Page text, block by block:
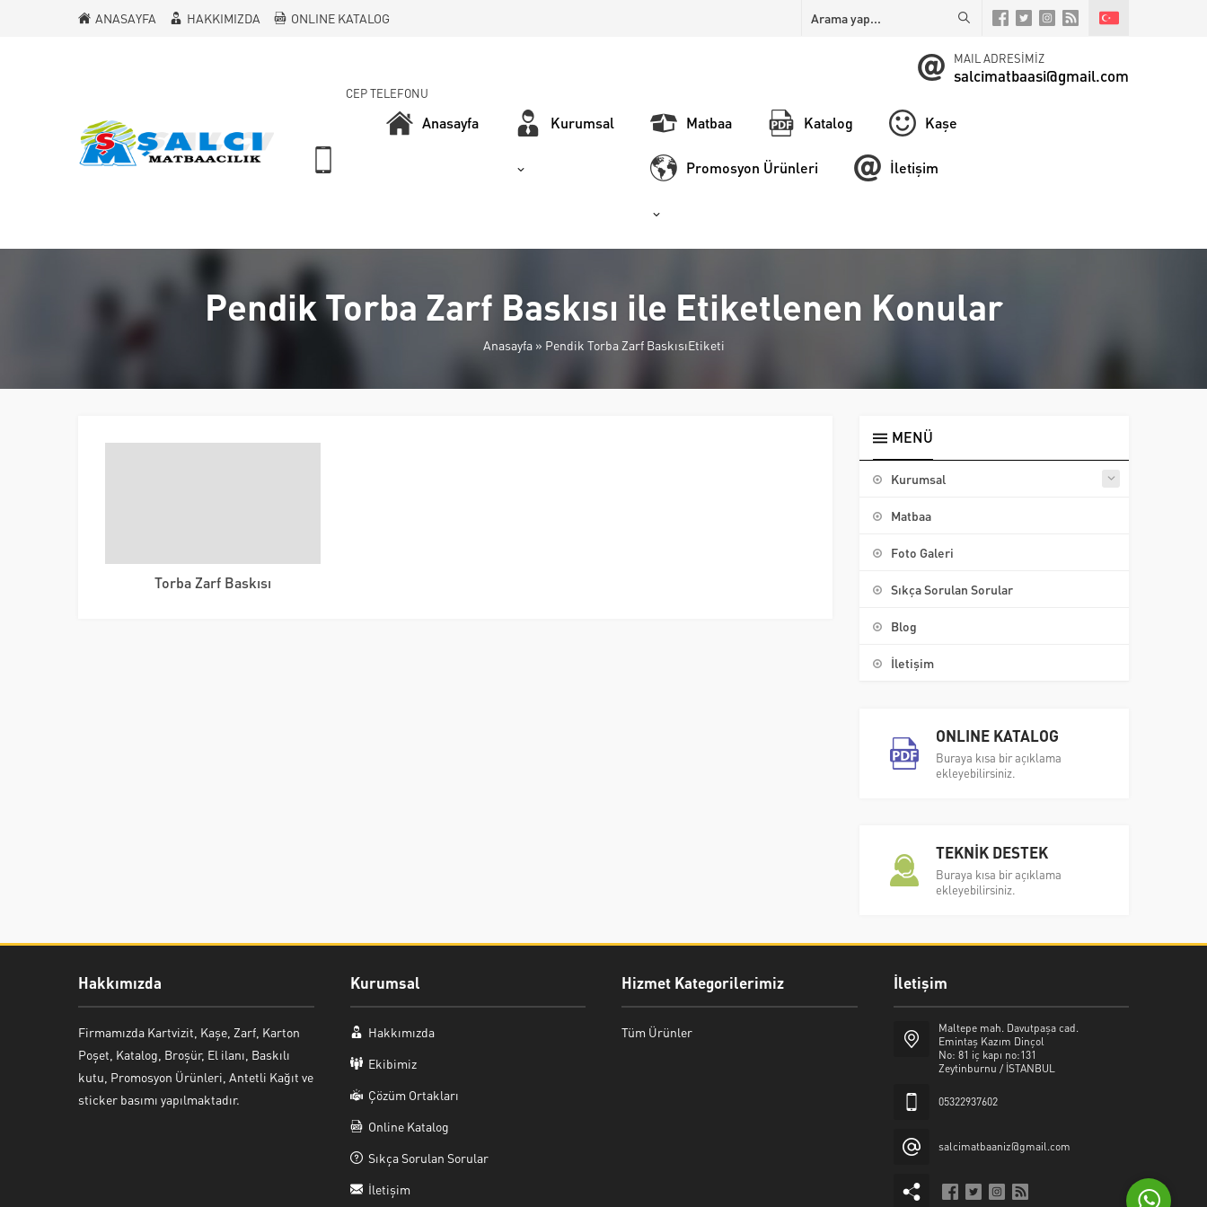
ANASAYFA HAKKIMIZDA ONLINE KATALOG
MAIL ADRESİMİZ
salcimatbaasi@gmail.com
CEP TELEFONU
Anasayfa Kurumsal Matbaa Katalog Kaşe
Promosyon Ürünleri İletişim
Pendik Torba Zarf Baskısı ile Etiketlenen Konular
Anasayfa» Pendik Torba Zarf BaskısıEtiketi
Torba Zarf Baskısı
MENÜ
Kurumsal
Matbaa
Foto Galeri
Sıkça Sorulan Sorular
Blog
İletişim
ONLINE KATALOG
Buraya kısa bir açıklama
ekleyebilirsiniz.
TEKNİK DESTEK
Buraya kısa bir açıklama
ekleyebilirsiniz.
Hakkımızda
Firmamızda Kartvizit, Kaşe, Zarf, Karton
Poşet, Katalog, Broşür, El ilanı, Baskılı
kutu, Promosyon Ürünleri, Antetli Kağıt ve
sticker basımı yapılmaktadır.
Kurumsal
Hakkımızda
Ekibimiz
Çözüm Ortakları
Online Katalog
Sıkça Sorulan Sorular
İletişim
Hizmet Kategorilerimiz
Tüm Ürünler
İletişim
Maltepe mah. Davutpaşa cad.
Emintaş Kazım Dinçol
No: 81 iç kapı no:131
Zeytinburnu / İSTANBUL
05322937602
salcimatbaaniz@gmail.com